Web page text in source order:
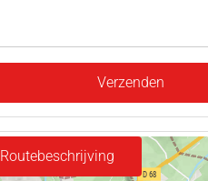
Verzenden
Routebeschrijving